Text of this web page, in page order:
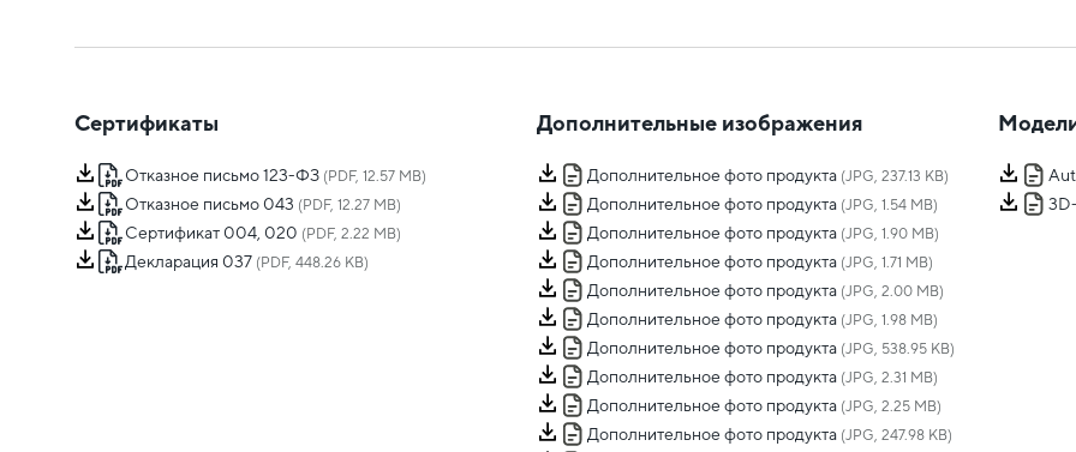
Сертификаты
Отказное письмо 123-ФЗ (PDF, 12.57 MB)
Отказное письмо 043 (PDF, 12.27 MB)
Сертификат 004, 020 (PDF, 2.22 MB)
Декларация 037 (PDF, 448.26 KB)
Дополнительные изображения
Дополнительное фото продукта(JPG, 237.13 KB)
Дополнительное фото продукта(JPG, 1.54 MB)
Дополнительное фото продукта(JPG, 1.90 MB)
Дополнительное фото продукта(JPG, 1.71 MB)
Дополнительное фото продукта(JPG, 2.00 MB)
Дополнительное фото продукта(JPG, 1.98 MB)
Дополнительное фото продукта(JPG, 538.95 KB)
Дополнительное фото продукта(JPG, 2.31 MB)
Дополнительное фото продукта(JPG, 2.25 MB)
Дополнительное фото продукта(JPG, 247.98 KB)